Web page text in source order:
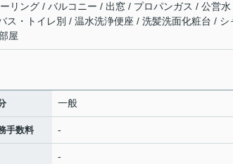
リング / バルコニー / 出窓 / プロパンガス / 公営水
・トイレ別 / 温水洗浄便座 / 洗髪洗面化粧台 / シ
屋
一般
手数料 -
-